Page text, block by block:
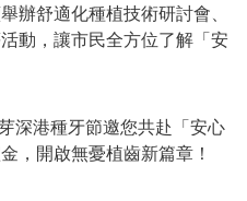
辦舒適化種植技術研討會、
動，讓市民全方位了解「安
深港種牙節邀您共赴「安心
，開啟無憂植齒新篇章！